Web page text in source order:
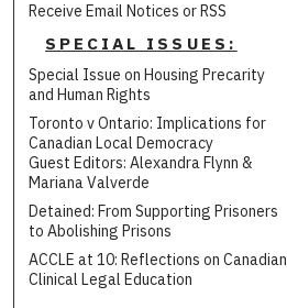
Receive Email Notices or RSS
SPECIAL ISSUES:
Special Issue on Housing Precarity
and Human Rights
Toronto v Ontario: Implications for
Canadian Local Democracy
Guest Editors: Alexandra Flynn &
Mariana Valverde
Detained: From Supporting Prisoners
to Abolishing Prisons
ACCLE at 10: Reflections on Canadian
Clinical Legal Education